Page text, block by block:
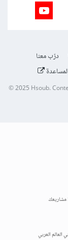
درّب معنا
© 2025Hsoub.